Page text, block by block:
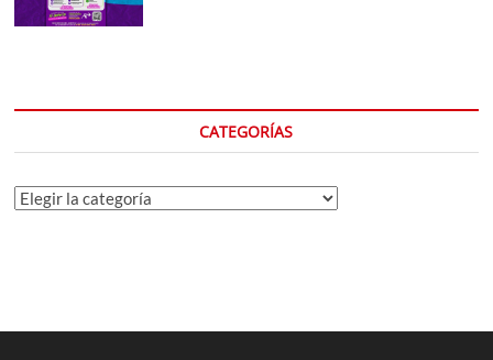
CATEGORÍAS
Categorías